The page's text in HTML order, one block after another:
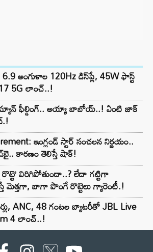
అంగుళాల 120Hz డిస్‌ప్లే, 45W ఫాస్ట్
5G లాంచ్..!
ఫీల్డింగ్.. అయ్యా బాబోయ్..! ఏంటి జాక్
ఇంగ్లండ్ స్టార్ సంచలన నిర్ణయం..
కారణం తెలిస్తే షాక్!
విరిగిపోతుందా..? లేదా గట్టిగా
మెత్తగా, బాగా పొంగే రొట్టెలు గ్యారెంటీ.!
ANC, 48 గంటల బ్యాటరీతో JBL Live
4 లాంచ్..!